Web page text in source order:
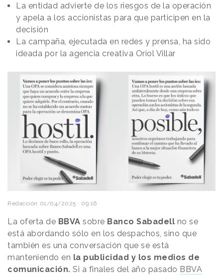
La entidad advierte de los riesgos de la operación
y apela a los accionistas para que participen en la
decisión
La campaña, ejecutada en redes y prensa, ha sido
ideada por la agencia creativa Oriol Villar
Redacción 01/04/2025 · 09:16
La oferta de BBVA sobre Banco Sabadell no se
está abordando sólo en los despachos, sino que
también es una conversación que se está
manteniendo en la publicidad y los medios de
comunicación. Si a finales del año pasado BBVA